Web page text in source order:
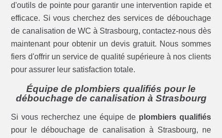
d'outils de pointe pour garantir une intervention rapide et
efficace. Si vous cherchez des services de débouchage
de canalisation de WC à Strasbourg, contactez-nous dès
maintenant pour obtenir un devis gratuit. Nous sommes
fiers d'offrir un service de qualité supérieure à nos clients
pour assurer leur satisfaction totale.
Équipe de plombiers qualifiés pour le
débouchage de canalisation à Strasbourg
Si vous recherchez une équipe de plombiers qualifiés
pour le débouchage de canalisation à Strasbourg, ne